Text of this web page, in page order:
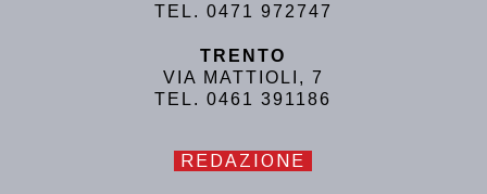
TEL. 0471 972747
TRENTO
VIA MATTIOLI, 7
TEL. 0461 391186
REDAZIONE